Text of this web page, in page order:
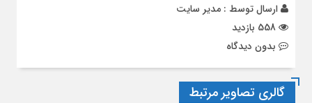
ارسال توسط : مدیر سایت
بدون دیدگاه
گالری تصاویر مرتبط